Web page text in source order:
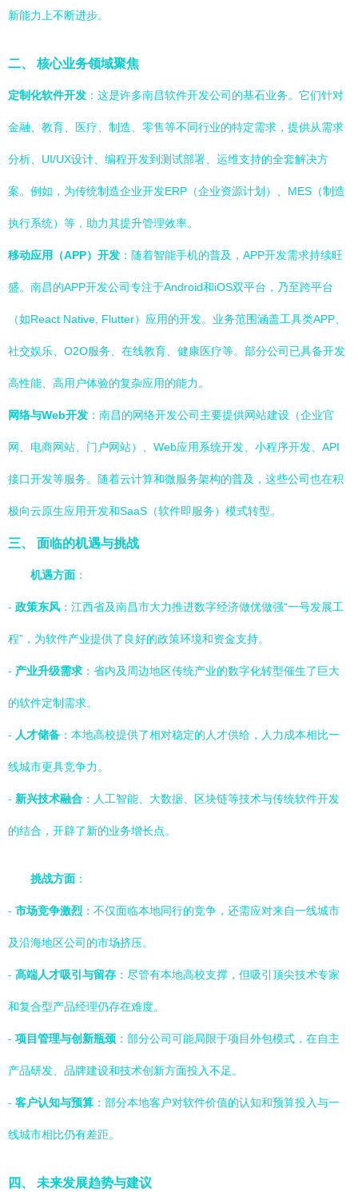
新能力上不断进步。
二、 核心业务领域聚焦
定制化软件开发 ：这是许多南昌软件开发公司的基石业务。它们针对
金融、教育、医疗、制造、零售等不同行业的特定需求，提供从需求
分析、UI/UX设计、编程开发到测试部署、运维支持的全套解决方
案。例如，为传统制造企业开发ERP（企业资源计划）、MES（制造
执行系统）等，助力其提升管理效率。
移动应用（APP）开发 ：随着智能手机的普及，APP开发需求持续旺
盛。南昌的APP开发公司专注于Android和iOS双平台，乃至跨平台
（如React Native, Flutter）应用的开发。业务范围涵盖工具类APP、
社交娱乐、O2O服务、在线教育、健康医疗等。部分公司已具备开发
高性能、高用户体验的复杂应用的能力。
网络与Web开发 ：南昌的网络开发公司主要提供网站建设（企业官
网、电商网站、门户网站）、Web应用系统开发、小程序开发、API
接口开发等服务。随着云计算和微服务架构的普及，这些公司也在积
极向云原生应用开发和SaaS（软件即服务）模式转型。
三、 面临的机遇与挑战
机遇方面 ：
- 政策东风 ：江西省及南昌市大力推进数字经济做优做强“一号发展工
程”，为软件产业提供了良好的政策环境和资金支持。
- 产业升级需求 ：省内及周边地区传统产业的数字化转型催生了巨大
的软件定制需求。
- 人才储备 ：本地高校提供了相对稳定的人才供给，人力成本相比一
线城市更具竞争力。
- 新兴技术融合 ：人工智能、大数据、区块链等技术与传统软件开发
的结合，开辟了新的业务增长点。
挑战方面 ：
- 市场竞争激烈 ：不仅面临本地同行的竞争，还需应对来自一线城市
及沿海地区公司的市场挤压。
- 高端人才吸引与留存 ：尽管有本地高校支撑，但吸引顶尖技术专家
和复合型产品经理仍存在难度。
- 项目管理与创新瓶颈 ：部分公司可能局限于项目外包模式，在自主
产品研发、品牌建设和技术创新方面投入不足。
- 客户认知与预算 ：部分本地客户对软件价值的认知和预算投入与一
线城市相比仍有差距。
四、 未来发展趋势与建议